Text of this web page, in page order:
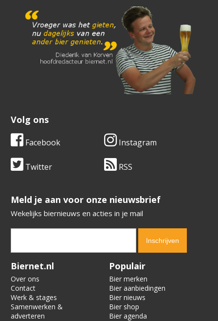
Volg ons
Facebook Instagram
Twitter RSS
​​​​​​​Meld je aan voor onze nieuwsbrief
Wekelijks biernieuws en acties in je mail
Verification code:
Biernet.nl
Over ons
Contact
Werk & stages
Samenwerken &
adverteren
Populair
Bier merken
Bier aanbiedingen
Bier nieuws
Bier shop
Bier agenda